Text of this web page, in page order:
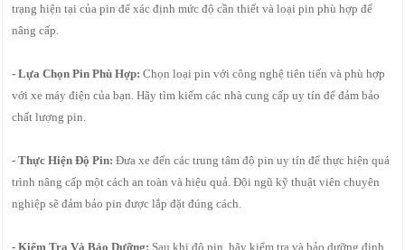
trạng hiện tại của pin để xác định mức độ cần thiết và loại pin phù hợp để
nâng cấp.
- Lựa Chọn Pin Phù Hợp: Chọn loại pin với công nghệ tiên tiến và phù hợp
với xe máy điện của bạn. Hãy tìm kiếm các nhà cung cấp uy tín để đảm bảo
chất lượng pin.
- Thực Hiện Độ Pin: Đưa xe đến các trung tâm độ pin uy tín để thực hiện quá
trình nâng cấp một cách an toàn và hiệu quả. Đội ngũ kỹ thuật viên chuyên
nghiệp sẽ đảm bảo pin được lắp đặt đúng cách.
- Kiểm Tra Và Bảo Dưỡng: Sau khi độ pin, hãy kiểm tra và bảo dưỡng định